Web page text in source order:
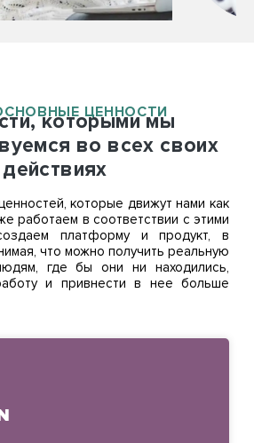
ЦЕННОСТИ
которыми мы
во всех своих
действиях
которые движут нами как
работаем в соответствии с этими
платформу и продукт, в
что можно получить реальную
где бы они ни находились,
и привнести в нее больше